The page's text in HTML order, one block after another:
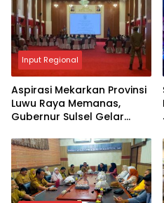
Input Regional
Aspirasi Mekarkan Provinsi
Luwu Raya Memanas,
Gubernur Sulsel Gelar
Kepala Daerah